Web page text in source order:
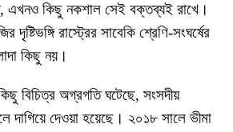
এখনও কিছু নকশাল সেই বক্তব্যই রাখে।
রাস্ট্রের সাবেকি শ্রেণি-সংঘর্ষের
কিছু নয়।
বিচিত্র অগ্রগতি ঘটেছে, সংসদীয়
দাগিয়ে দেওয়া হয়েছে। ২০১৮ সালে ভীমা